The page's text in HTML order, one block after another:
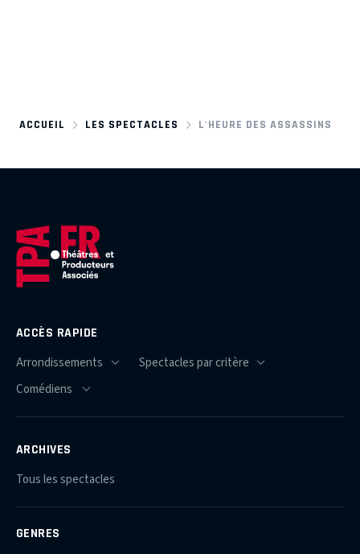
ACCUEIL LES SPECTACLES L'HEURE DES ASSASSINS
ACCÈS RAPIDE
ARCHIVES
Tous les spectacles
GENRES